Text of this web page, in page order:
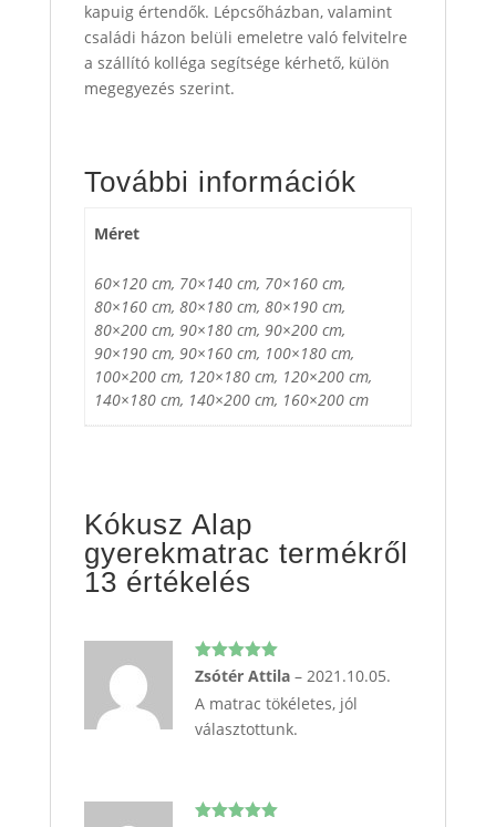
kapuig értendők. Lépcsőházban, valamint
családi házon belüli emeletre való felvitelre
a szállító kolléga segítsége kérhető, külön
megegyezés szerint.
További információk
Méret
60×120 cm, 70×140 cm, 70×160 cm,
80×160 cm, 80×180 cm, 80×190 cm,
80×200 cm, 90×180 cm, 90×200 cm,
90×190 cm, 90×160 cm, 100×180 cm,
100×200 cm, 120×180 cm, 120×200 cm,
140×180 cm, 140×200 cm, 160×200 cm
Kókusz Alap
gyerekmatrac termékről
13 értékelés
Értékelés:
Zsótér Attila – 2021.10.05.
A matrac tökéletes, jól
választottunk.